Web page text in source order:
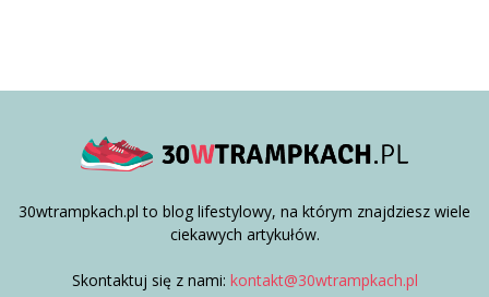
30wtrampkach.pl to blog lifestylowy, na którym znajdziesz wiele
ciekawych artykułów.
Skontaktuj się z nami: kontakt@30wtrampkach.pl